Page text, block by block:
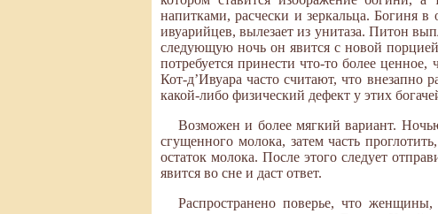
напитками, расчески и зеркальца. Богиня
ивуарийцев, вылезает из унитаза. Питон
следующую ночь он явится с новой
потребуется принести что-то более
Кот-д’Ивуара часто считают, что внезапно
какой-либо физический дефект у этих
Возможен и более мягкий вариант.
сгущенного молока, затем часть
остаток молока. После этого следует
явится во сне и даст ответ.
Распространено поверье, что